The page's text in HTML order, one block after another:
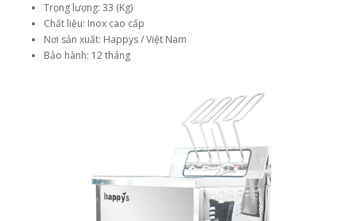
Trọng lượng: 33 (Kg)
Chất liệu: Inox cao cấp
Nơi sản xuất: Happys / Việt Nam
Bảo hành: 12 tháng